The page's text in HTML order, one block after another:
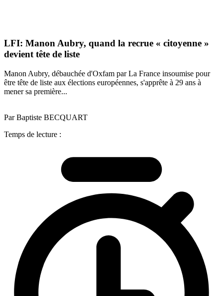
LFI: Manon Aubry, quand la recrue « citoyenne »
devient tête de liste
Manon Aubry, débauchée d'Oxfam par La France insoumise pour
être tête de liste aux élections européennes, s'apprête à 29 ans à
mener sa première...
Par Baptiste BECQUART
Temps de lecture :